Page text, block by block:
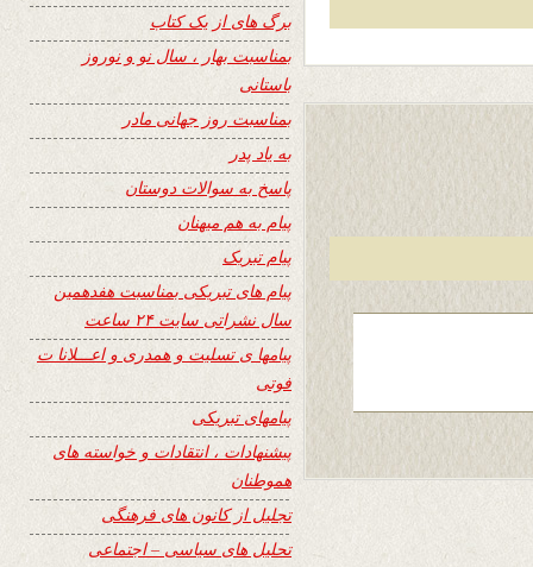
برگ های از یک کتاب
بمناسبت بهار ، سال نو و نوروز
باستانی
بمناسبت روز جهانی مادر
به یاد پدر
پاسخ به سوالات دوستان
پیام به هم میهنان
پیام تبریک
پیام های تبریکی بمناسبت هفدهمین
سال نشراتی سایت ۲۴ ساعت
پیامها ی تسلیت و همدری و اعـــلانا ت
فوتی
پیامهای تبریکی
پیشنهادات ، انتقادات و خواسته های
هموطنان
تجلیل از کانون های فرهنگی
تحلیل های سیاسی – اجتماعی